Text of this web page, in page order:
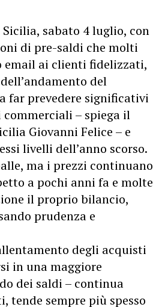
sabato 4 luglio, con
di pre-saldi che molti
email ai clienti fidelizzati,
del
far prevedere significativi
– spiega il
Giovanni Felice – e
livelli dell’anno scorso.
ma i prezzi continuano
a pochi anni fa e molte
il proprio bilancio,
prudenza e
degli acquisti
in una maggiore
dei saldi – continua
tende sempre più spesso